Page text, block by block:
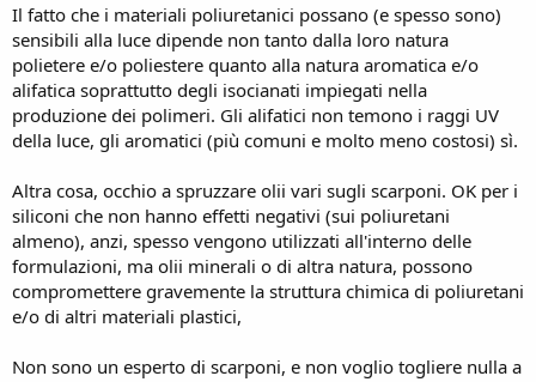
Il fatto che i materiali poliuretanici possano (e spesso sono)
sensibili alla luce dipende non tanto dalla loro natura
polietere e/o poliestere quanto alla natura aromatica e/o
alifatica soprattutto degli isocianati impiegati nella
produzione dei polimeri. Gli alifatici non temono i raggi UV
della luce, gli aromatici (più comuni e molto meno costosi) sì.
Altra cosa, occhio a spruzzare olii vari sugli scarponi. OK per i
siliconi che non hanno effetti negativi (sui poliuretani
almeno), anzi, spesso vengono utilizzati all'interno delle
formulazioni, ma olii minerali o di altra natura, possono
compromettere gravemente la struttura chimica di poliuretani
e/o di altri materiali plastici,
Non sono un esperto di scarponi, e non voglio togliere nulla a